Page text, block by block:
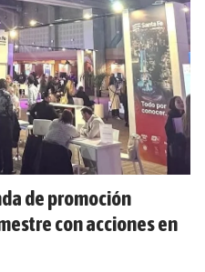
de promoción
con acciones en